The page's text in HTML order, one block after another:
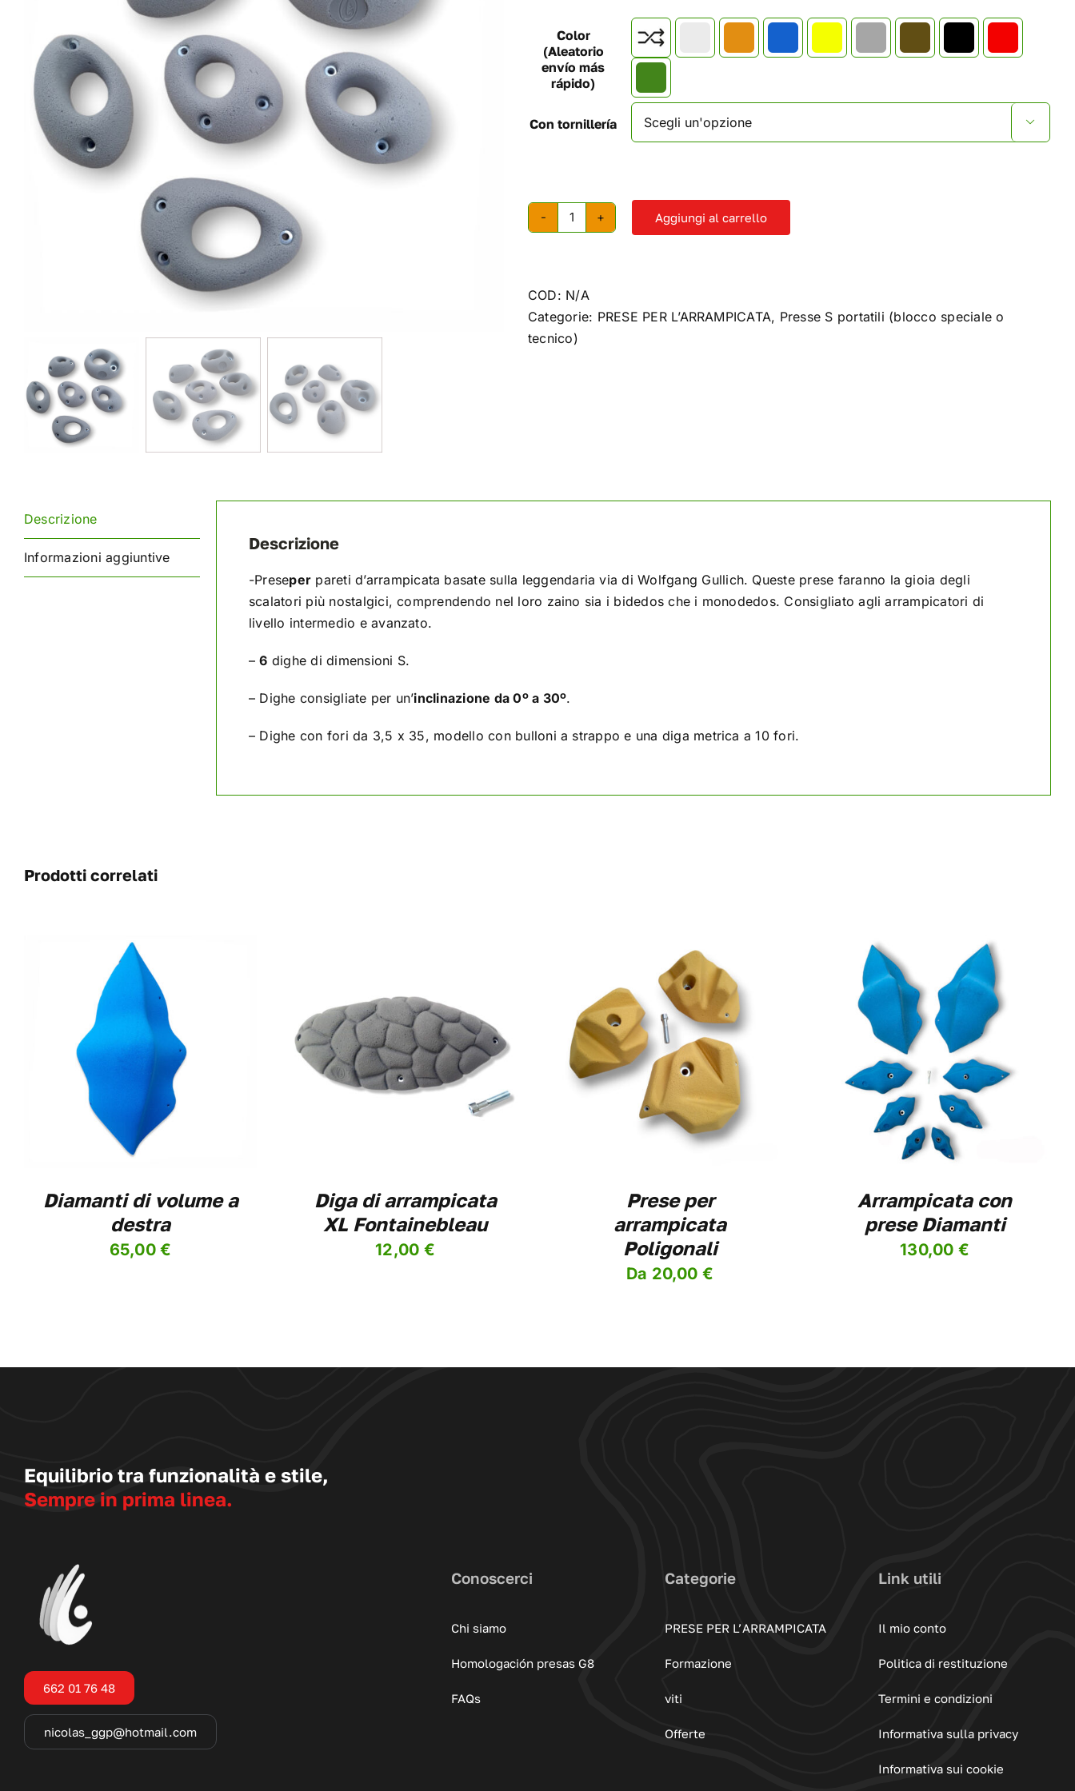
Color
(Aleatorio
envío más
rápido)
Con tornillería 
Prese
Action
Directe
quantità
Aggiungi al carrello
COD: N/A
Categorie: PRESE PER L’ARRAMPICATA, Presse S portatili (blocco speciale o
tecnico)
Descrizione
Informazioni aggiuntive
Descrizione
-Preseper pareti d’arrampicata basate sulla leggendaria via di Wolfgang Gullich. Queste prese faranno la gioia degli
scalatori più nostalgici, comprendendo nel loro zaino sia i bidedos che i monodedos. Consigliato agli arrampicatori di
livello intermedio e avanzato.
–6 dighe di dimensioni S.
– Dighe consigliate per un’inclinazione da 0º a 30º.
– Dighe con fori da 3,5 x 35, modello con bulloni a strappo e una diga metrica a 10 fori.
Prodotti correlati
Diamanti di volume a
destra
65,00€
QUESTO
PRODOTTO
HA
PIÙ
VARIANTI.
LE
SCELTE
NELLA
PAGINA
DEL
PRODOTTO
DETAILS
Diga di arrampicata
XL Fontainebleau
12,00 €
SCEGLI QUESTO
PRODOTTO
HA
VARIANTI.
SCELTE
NELLA
PAGINA
DEL
PRODOTTO
/ DETAILS
Prese per
arrampicata
Poligonali
Da 20,00 €
SCEGLI
QUESTO
PRODOTTO
PIÙ
VARIANTI.
LE
OPZIONI
SCELTE
NELLA
PAGINA
DEL
PRODOTTO
/ DETAILS
Arrampicata con
prese Diamanti
130,00 €
Equilibrio tra funzionalità e stile,
Sempre in prima linea.
662 01 76 48
nicolas_ggp@hotmail.com
Conoscerci
Chi siamo
Homologación presas G8
FAQs
Categorie
PRESE PER L’ARRAMPICATA
Formazione
viti
Offerte
Link utili
Il mio conto
Politica di restituzione
Termini e condizioni
Informativa sulla privacy
Informativa sui cookie